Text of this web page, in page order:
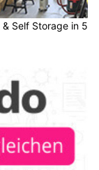
Self Storage in 5